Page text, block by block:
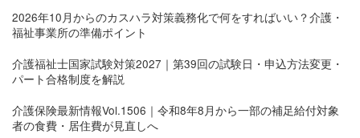
2026年10月からのカスハラ対策義務化で何をすればいい？介護・
福祉事業所の準備ポイント
介護福祉士国家試験対策2027｜第39回の試験日・申込方法変更・
パート合格制度を解説
介護保険最新情報Vol.1506｜令和8年8月から一部の補足給付対象
者の食費・居住費が見直しへ